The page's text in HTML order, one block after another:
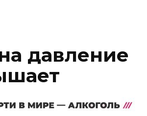
давление